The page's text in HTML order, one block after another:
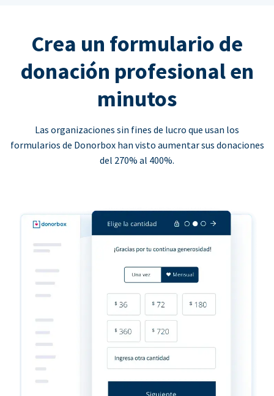
Crea un formulario de
donación profesional en
minutos
Las organizaciones sin fines de lucro que usan los
formularios de Donorbox han visto aumentar sus donaciones
del 270% al 400%.